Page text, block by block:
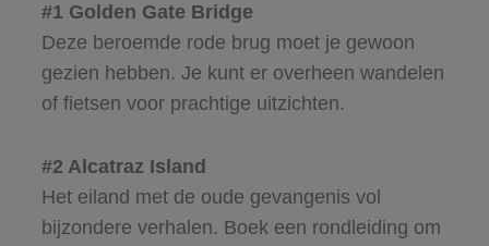
#1 Golden Gate Bridge
Deze beroemde rode brug moet je gewoon
gezien hebben. Je kunt er overheen wandelen
of fietsen voor prachtige uitzichten.
#2 Alcatraz Island
Het eiland met de oude gevangenis vol
bijzondere verhalen. Boek een rondleiding om